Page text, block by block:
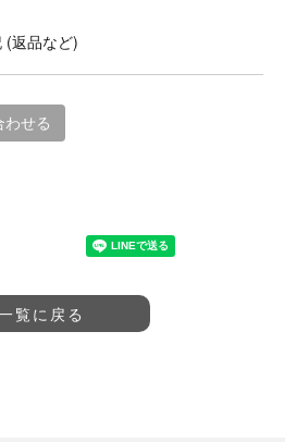
(返品など)
わせる
覧に戻る